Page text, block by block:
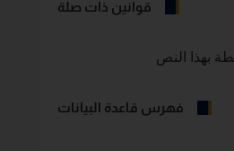
قوانين ذات صلة
بهذا النص
فهرس قاعدة البيانات